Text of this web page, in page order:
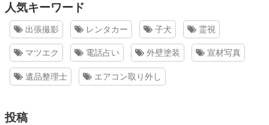
人気キーワード
出張撮影 レンタカー 子犬 霊視
マツエク 電話占い 外壁塗装 宣材写真
遺品整理士 エアコン取り外し
投稿